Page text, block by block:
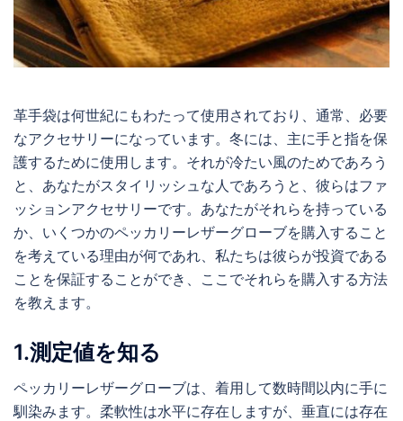
革手袋は何世紀にもわたって使用されており、通常、必要
なアクセサリーになっています。冬には、主に手と指を保
護するために使用します。それが冷たい風のためであろう
と、あなたがスタイリッシュな人であろうと、彼らはファ
ッションアクセサリーです。あなたがそれらを持っている
か、いくつかのペッカリーレザーグローブを購入すること
を考えている理由が何であれ、私たちは彼らが投資である
ことを保証することができ、ここでそれらを購入する方法
を教えます。
1.測定値を知る
ペッカリーレザーグローブは、着用して数時間以内に手に
馴染みます。柔軟性は水平に存在しますが、垂直には存在